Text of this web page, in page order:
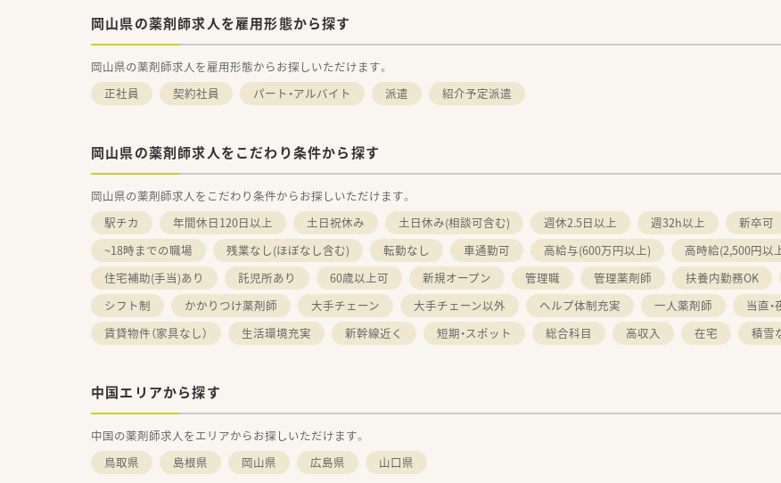
岡山県の薬剤師求人を雇用形態から探す
岡山県の薬剤師求人を雇用形態からお探しいただけます。
正社員
契約社員 パート・アルバイト 派遣 紹介予定派遣
岡山県の薬剤師求人をこだわり条件から探す
岡山県の薬剤師求人をこだわり条件からお探しいただけます。
駅チカ
年間休日120日以上 土日祝休み 土日休み(相談可含む) 週休2.5日以上 週32h以上 新卒可
~18時までの職場
残業なし(ほぼなし含む) 転勤なし 車通勤可 高給与(600万円以上) 高時給(2,500円以
住宅補助(手当)あり
託児所あり 60歳以上可 新規オープン 管理職 管理薬剤師 扶養内勤務OK
シフト制
かかりつけ薬剤師 大手チェーン 大手チェーン以外 ヘルプ体制充実 一人薬剤師 当直・
賃貸物件（家具なし）
生活環境充実 新幹線近く 短期・スポット 総合科目 高収入 在宅 積雪
中国エリアから探す
中国の薬剤師求人をエリアからお探しいただけます。
鳥取県
島根県 岡山県 広島県 山口県